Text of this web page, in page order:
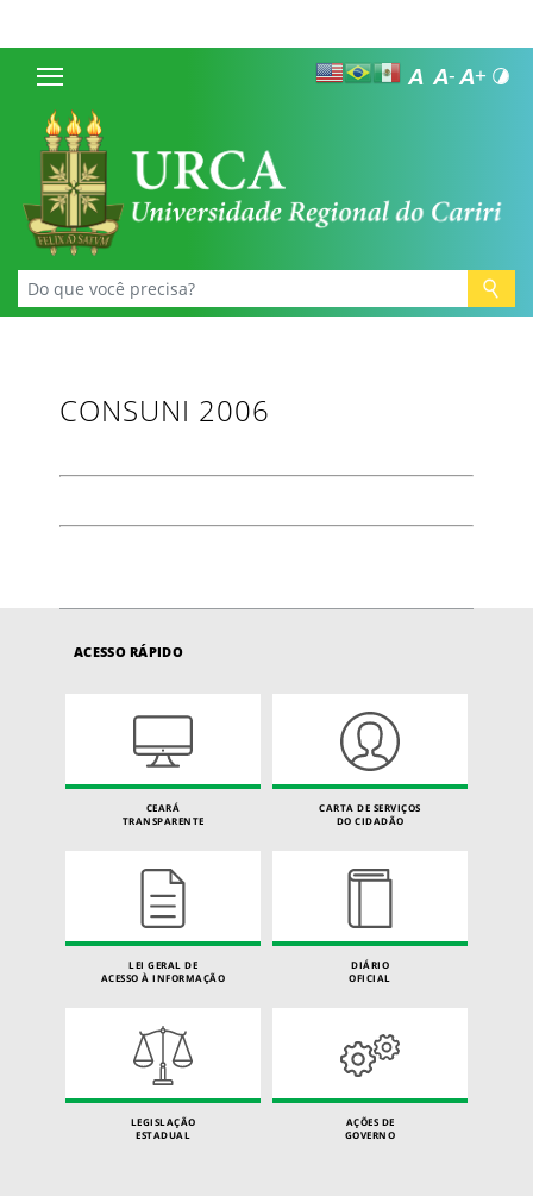
CONSUNI 2006
ACESSO RÁPIDO
CEARÁ
TRANSPARENTE
CARTA DE SERVIÇOS
DO CIDADÃO
LEI GERAL DE
ACESSO À INFORMAÇÃO
DIÁRIO
OFICIAL
LEGISLAÇÃO
ESTADUAL
AÇÕES DE
GOVERNO